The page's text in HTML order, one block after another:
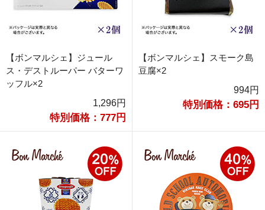
【ボンマルシェ】ジュール
ス・デストルーパー バターワ
ッフル×2
1,296円
特別価格：777円
【ボンマルシェ】スモーク島
豆腐×2
994円
特別価格：695円